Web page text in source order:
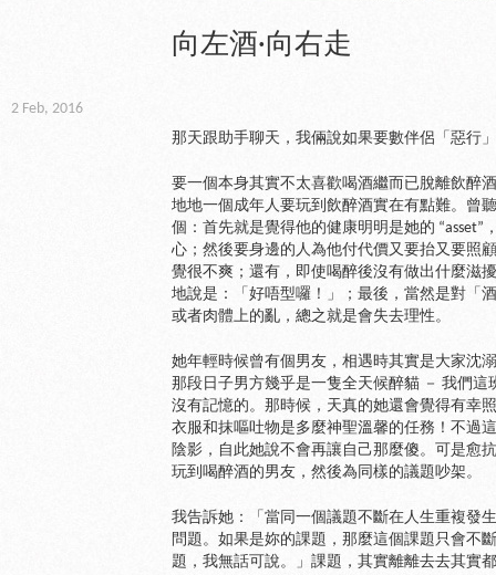
2 Feb, 2016
向左酒·向右走
那天跟助手聊天，我倆說如果要數伴侶「惡行
要一個本身其實不太喜歡喝酒繼而已脫離飲醉
地地一個成年人要玩到飲醉酒實在有點難。曾
個：首先就是覺得他的健康明明是她的
心；然後要身邊的人為他付代價又要抬又要照
覺很不爽；還有，即使喝醉後沒有做出什麼滋
地說是：「好唔型囉！」；最後，當然是對「
或者肉體上的亂，總之就是會失去理性。
她年輕時候曾有個男友，相遇時其實是大家沈
那段日子男方幾乎是一隻全天候醉貓 － 我們
沒有記憶的。那時候，天真的她還會覺得有幸
衣服和抹嘔吐物是多麼神聖溫馨的任務！不過
陰影，自此她說不會再讓自己那麼傻。可是愈
玩到喝醉酒的男友，然後為同樣的議題吵架。
我告訴她：「當同一個議題不斷在人生重複發
問題。如果是妳的課題，那麼這個課題只會不
題，我無話可說。」課題，其實離離去去其實